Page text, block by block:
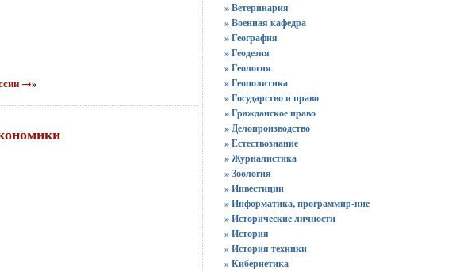
→»
» Ветеринария
» Военная кафедра
» География
» Геодезия
» Геология
» Геополитика
» Государство и право
» Гражданское право
» Делопроизводство
» Естествознание
» Журналистика
» Зоология
» Инвестиции
» Информатика, программир-ние
» Исторические личности
» История
» История техники
» Кибернетика